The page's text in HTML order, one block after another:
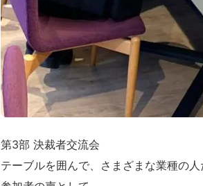
第3部 決裁者交流会
テーブルを囲んで、さまざまな業種の人